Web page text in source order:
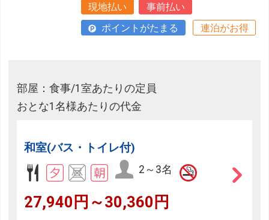
現地払い
事前払い
ポイントがたまる
連泊がお得
部屋：食事/1室あたりの定員
おとな1名様あたりの代金
和室(バス・トイレ付)
2～3名
27,940円～30,360円